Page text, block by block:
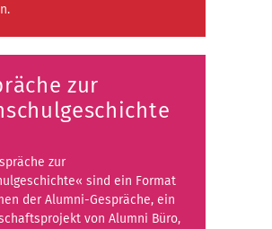
zur
zur
sind ein Format
der Alumni-Gespräche, ein
von Alumni Büro,